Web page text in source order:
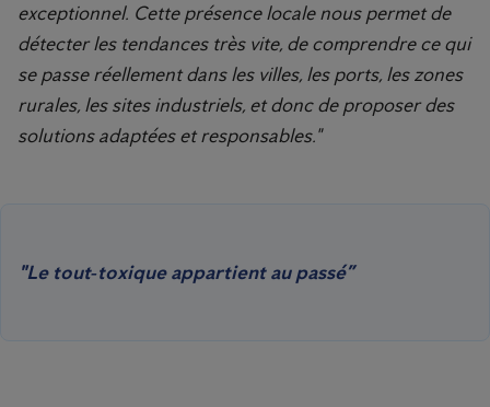
exceptionnel. Cette présence locale nous permet de
détecter les tendances très vite, de comprendre ce qui
se passe réellement dans les villes, les ports, les zones
rurales, les sites industriels, et donc de proposer des
solutions adaptées et responsables."
"Le tout‑toxique appartient au passé”